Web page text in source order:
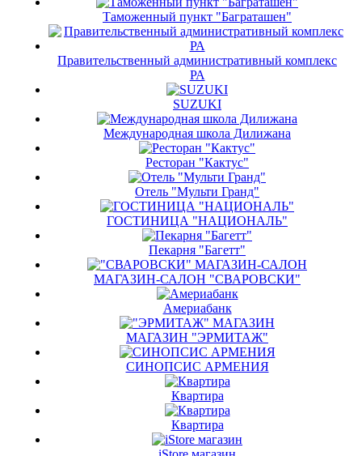
Таможенный пункт "Баграташен"
Правительственный административный комплекс
РА
SUZUKI
Международная школа Дилижана
Ресторан "Кактус"
Отель "Мульти Гранд"
ГОСТИНИЦА "НАЦИОНАЛЬ"
Пекарня "Багетт"
МАГАЗИН-САЛОН "СВАРОВСКИ"
Америабанк
МАГАЗИН "ЭРМИТАЖ"
СИНОПСИС АРМЕНИЯ
Квартира
Квартира